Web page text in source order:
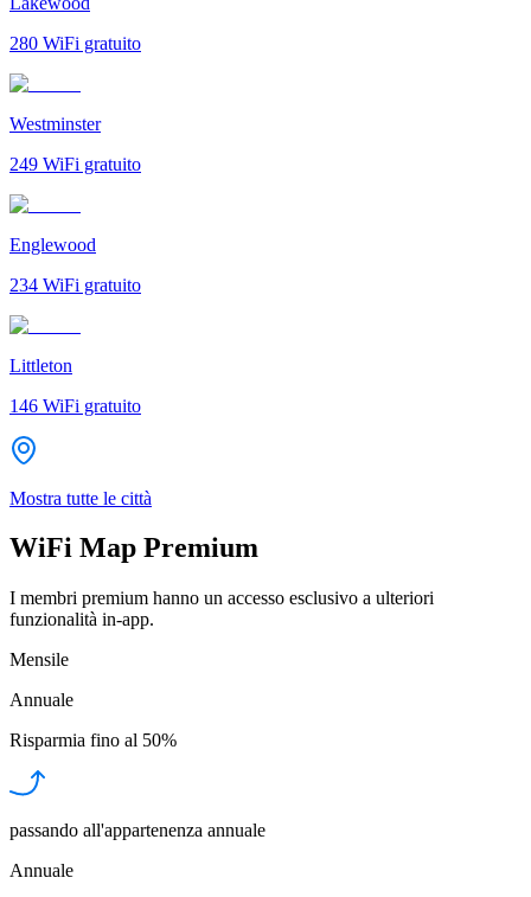
280 WiFi gratuito
Westminster
249 WiFi gratuito
Englewood
234 WiFi gratuito
Littleton
146 WiFi gratuito
Mostra tutte le città
WiFi Map Premium
I membri premium hanno un accesso esclusivo a ulteriori
funzionalità in-app.
Mensile
Annuale
Risparmia fino al 50%
passando all'appartenenza annuale
Annuale